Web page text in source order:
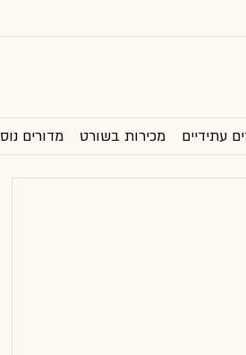
עתידיים מכירות בשורט מדורים